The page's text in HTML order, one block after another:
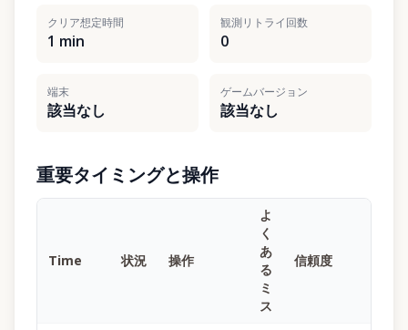
クリア想定時間
1 min
観測リトライ回数
0
端末
該当なし
ゲームバージョン
該当なし
重要タイミングと操作
Time 状況 操作
よ
く
あ
る
ミ
ス
信頼度